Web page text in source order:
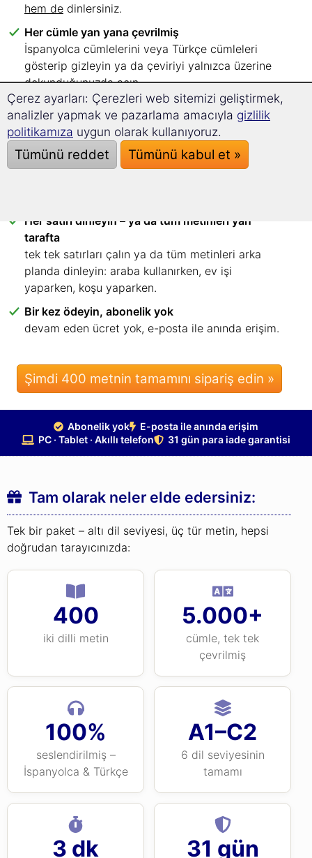
hem de dinlersiniz.
Her cümle yan yana çevrilmiş
İspanyolca cümlelerini veya Türkçe cümleleri
gösterip gizleyin ya da çeviriyi yalnızca üzerine
dokunduğunuzda açın.
Altı dil seviyesi, net bir şekilde sıralanmış
A1’den C2’ye kadar – hangi metinlerle
başlayacağınızı hemen bilirsiniz.
İstediğiniz yerde okuyun
Her satırı dinleyin – ya da tüm metinleri yan
tarafta
tek tek satırları çalın ya da tüm metinleri arka
planda dinleyin: araba kullanırken, ev işi
yaparken, koşu yaparken.
Bir kez ödeyin, abonelik yok
devam eden ücret yok, e-posta ile anında erişim.
Şimdi 400 metnin tamamını sipariş edin »
Abonelik yok
E-posta ile anında erişim
PC · Tablet · Akıllı telefon
31 gün para iade garantisi
Tam olarak neler elde edersiniz:
Tek bir paket – altı dil seviyesi, üç tür metin, hepsi
doğrudan tarayıcınızda:
400
iki dilli metin
5.000+
cümle, tek tek
çevrilmiş
100%
seslendirilmiş –
İspanyolca & Türkçe
A1–C2
6 dil seviyesinin
tamamı
3 dk 31 gün
Çerez ayarları: Çerezleri web sitemizi geliştirmek,
analizler yapmak ve pazarlama amacıyla gizlilik
politikamıza uygun olarak kullanıyoruz.
Tümünü reddet Tümünü kabul et »